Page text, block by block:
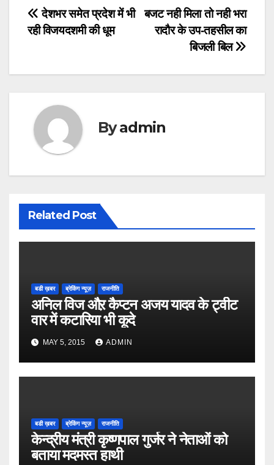
Post
navigation
बजट नही मिला तो नही भरा
रादौर के उप-तहसील का
बिजली बिल
देशभर समेत प्रदेश में भी
रही विजयदशमी की धूम
Byadmin
Related Post
बडी ख़बर ब्रेकिंग न्यूज़ राजनीति
अनिल विज औऱ कैप्टन अजय यादव के ट्वीट
वार में कटारिया भी कूदे
MAY 5, 2015 ADMIN
बडी ख़बर ब्रेकिंग न्यूज़ राजनीति
केन्द्रीय मंत्री कृष्णपाल गुर्जर ने नेताओं को
बताया मदमस्त हाथी